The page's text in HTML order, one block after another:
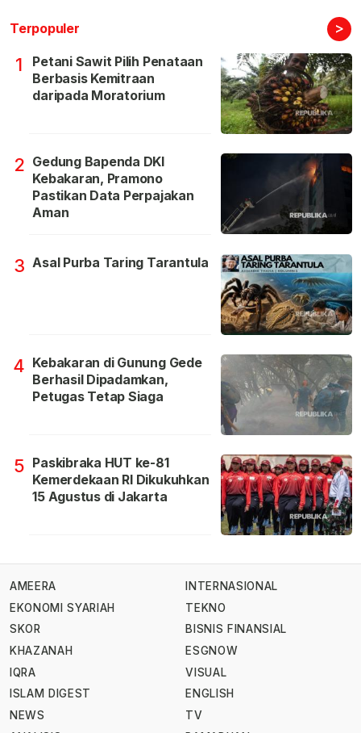
Terpopuler >
1
Petani Sawit Pilih Penataan
Berbasis Kemitraan
daripada Moratorium
2 Gedung Bapenda DKI
Kebakaran, Pramono
Pastikan Data Perpajakan
Aman
3 Asal Purba Taring Tarantula
4 Kebakaran di Gunung Gede
Berhasil Dipadamkan,
Petugas Tetap Siaga
5 Paskibraka HUT ke-81
Kemerdekaan RI Dikukuhkan
15 Agustus di Jakarta
AMEERA
EKONOMI SYARIAH
SKOR
KHAZANAH
IQRA
ISLAM DIGEST
NEWS
INTERNASIONAL
TEKNO
BISNIS FINANSIAL
ESGNOW
VISUAL
ENGLISH
TV